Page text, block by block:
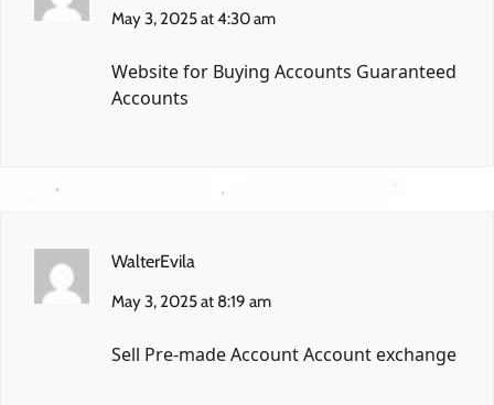
May 3, 2025 at 4:30 am
Website for Buying Accounts Guaranteed
Accounts
WalterEvila
May 3, 2025 at 8:19 am
Sell Pre-made AccountAccount exchange